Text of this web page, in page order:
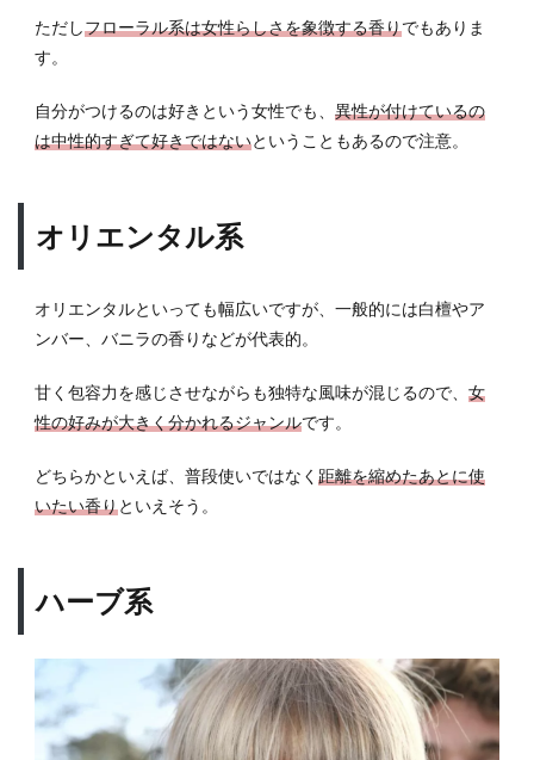
ただしフローラル系は女性らしさを象徴する香りでもありま
す。
自分がつけるのは好きという女性でも、 異性が付けているの
は中性的すぎて好きではないということもあるので注意。
オリエンタル系
オリエンタルといっても幅広いですが、一般的には白檀やア
ンバー、バニラの香りなどが代表的。
甘く包容力を感じさせながらも独特な風味が混じるので、 女
性の好みが大きく分かれるジャンルです。
どちらかといえば、普段使いではなく 距離を縮めたあとに使
いたい香りといえそう。
ハーブ系